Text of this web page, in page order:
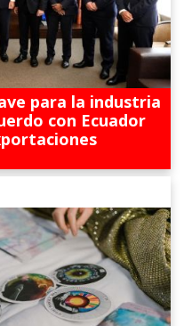
para la industria
con Ecuador